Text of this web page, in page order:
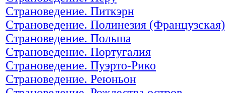
Страноведение. Питкэрн
Страноведение. Полинезия (Французская)
Страноведение. Польша
Страноведение. Португалия
Страноведение. Пуэрто-Рико
Страноведение. Реюньон